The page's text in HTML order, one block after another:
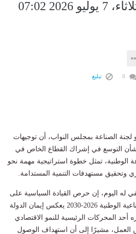
ترسم...الأمس الثلاثاء، 7 يوليو 2026 07:02
تبليغ
الصناعة بمجلس النواب، أن توجيهات
التوسع في إشراك القطاع الخاص في
الوطنية، تمثل خطوة استراتيجية مهمة نحو
وتحقيق مستهدفات التنمية المستدامة.
له اليوم، إن حرص القيادة السياسية على
متابعة تنفيذ الاستراتيجية الصناعية الوطنية 2026-2030 يعكس إيمان الدولة
أحد المحركات الرئيسية للنمو الاقتصادي
العمل، مشيرًا إلى أن استهداف الوصول